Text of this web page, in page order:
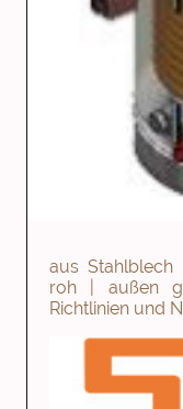
aus
roh | außen
Richtlinien und